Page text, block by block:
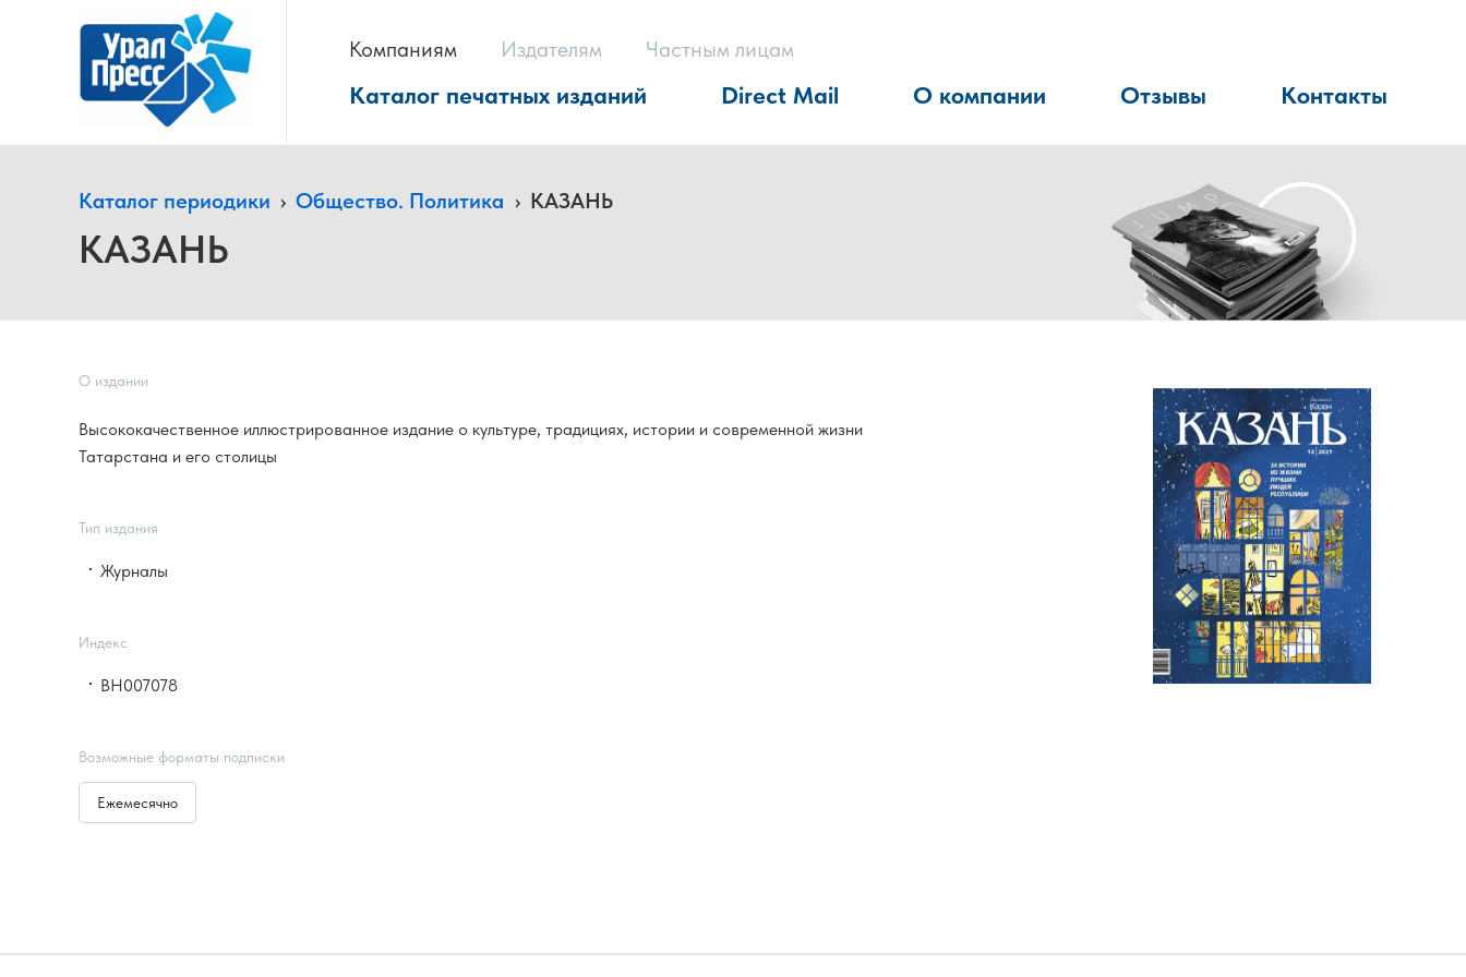
Компаниям Издателям Частным лицам
Каталог печатных изданий Direct Mail О компании Отзывы Контакты
Каталог периодики › Общество. Политика › КАЗАНЬ
КАЗАНЬ
О издании
Высококачественное иллюстрированное издание о культуре, традициях, истории и современной жизни
Татарстана и его столицы
Тип издания
Журналы
Индекс
ВН007078
Возможные форматы подписки
Ежемесячно